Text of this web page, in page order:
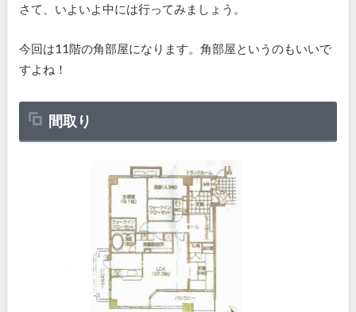
さて、いよいよ中には行ってみましょう。
今回は11階の角部屋になります。角部屋というのもいいで
すよね！
間取り